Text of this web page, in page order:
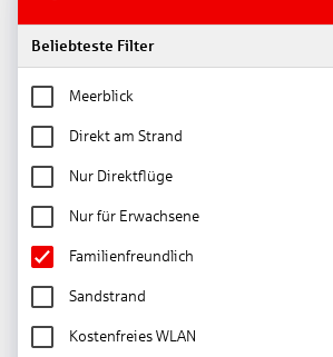
Beliebteste Filter
Meerblick
Direkt am Strand
Nur Direktflüge
Nur für Erwachsene
Familienfreundlich
Sandstrand
Kostenfreies WLAN